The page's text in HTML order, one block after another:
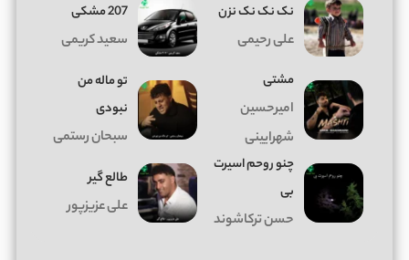
نک نک نک نزن
علی رحیمی
207 مشکی
سعید کریمی
مشتی
امیرحسین
شهرایینی
تو ماله من
نبودی
سبحان رستمی
چنو روحم اسیرت
بی
حسن ترکاشوند
طالع گیر
علی عزیزپور